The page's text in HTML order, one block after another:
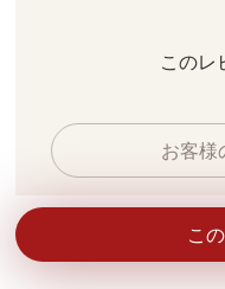
このレ
お客様
こ